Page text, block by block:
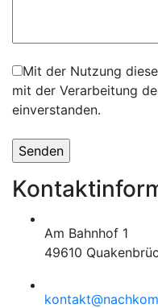
Mit der Nutzung
mit der Verarbeitung
einverstanden.
Am Bahnhof 1
49610